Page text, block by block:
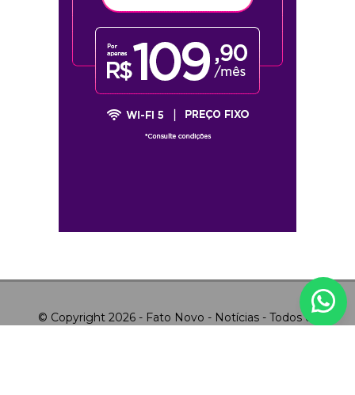
© Copyright 2026 - Fato Novo - Notícias - Todos os